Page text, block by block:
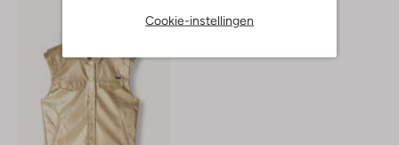
Cookie-instellingen